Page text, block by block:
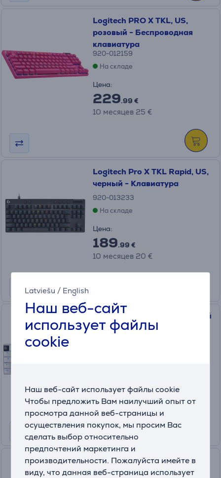
Latviešu / English
Наш веб-сайт
использует файлы
cookie
Наш веб-сайт использует файлы cookie
Чтобы предложить Вам наилучший опыт от
просмотра данной веб-страницы и
осуществления покупок, мы просим Вас
сделать выбор относительно
предпочтений маркетинга и
производительности. Пожалуйста имейте в
виду, что данная веб-страница использует
Logitech PRO X TKL, US,
розовый - Беспроводная
клавиатура
920-012159
На складе
Цена:
229.99 €
10 месяцев 25 €
Logitech Pro X TKL Rapid, US,
черный - Клавиатура
920-013233
На складе
Цена:
189.99 €
10 месяцев 20 €
Logitech PRO X 60, US, белый
- Беспроводная клавиатура
199.99 €
10 месяцев 22 €
Logitech Pro X TKL Rapid, US,
розовый - Клавиатура